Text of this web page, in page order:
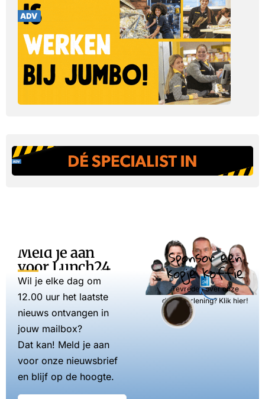
Meld je aan
voor Lunch24
Wil je elke dag om
12.00 uur het laatste
nieuws ontvangen in
jouw mailbox?
Dat kan! Meld je aan
voor onze nieuwsbrief
en blijf op de hoogte.
Sponsor een
kopje koffie
Tevreden over onze
dienstverlening? Klik hier!